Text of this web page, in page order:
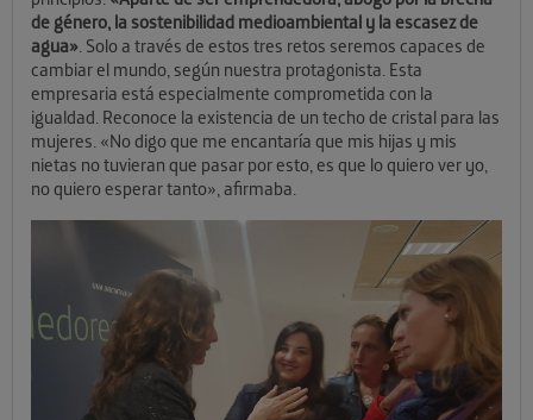
de género, la sostenibilidad medioambiental y la escasez de
agua». Solo a través de estos tres retos seremos capaces de
cambiar el mundo, según nuestra protagonista. Esta
empresaria está especialmente comprometida con la
igualdad. Reconoce la existencia de un techo de cristal para las
mujeres. «No digo que me encantaría que mis hijas y mis
nietas no tuvieran que pasar por esto, es que lo quiero ver yo,
no quiero esperar tanto», afirmaba.